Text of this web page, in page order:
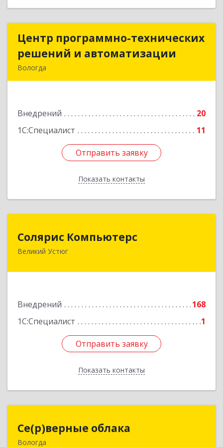
Центр программно-технических
решений и автоматизации
Вологда
Внедрений
20
1С:Специалист
11
Отправить заявку
Показать контакты
Центр программно-технических
решений и автоматизации
Подробнее
Отправить заявку
Назад
Солярис Компьютерс
Великий Устюг
Внедрений
168
1С:Специалист
1
Отправить заявку
Показать контакты
162390, Вологодская обл, Великий Устюг г,
Отправить заявку
Назад
Се(р)верные облака
Вологда
Се(р)верные облака